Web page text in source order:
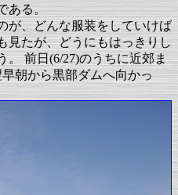
ある。
が、どんな服装をしていけば
見たが、どうにもはっきりし
前日(6/27)のうちに近郊ま
朝から黒部ダムへ向かっ